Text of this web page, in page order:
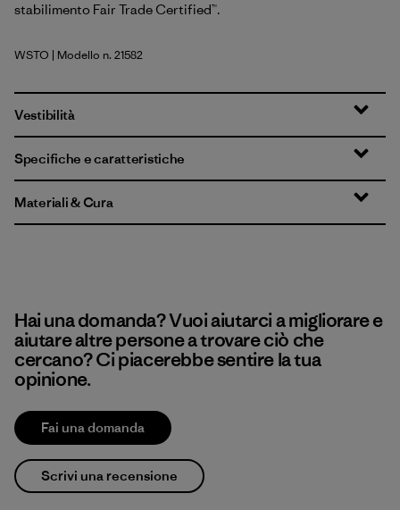
stabilimento Fair Trade Certified™.
Weathered Stone
WSTO | Modello n. 21582
Vestibilità
Specifiche e caratteristiche
Materiali & Cura
Hai una domanda? Vuoi aiutarci a migliorare e
aiutare altre persone a trovare ciò che
cercano? Ci piacerebbe sentire la tua
opinione.
Fai una domanda
Scrivi una recensione